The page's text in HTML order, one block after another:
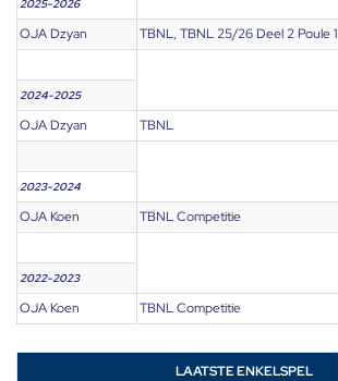
2025-2026
OJA Dzyan TBNL, TBNL 25/26 Deel 2 Poule 1
2024-2025
OJA Dzyan TBNL
2023-2024
OJA Koen TBNL Competitie
2022-2023
OJA Koen TBNL Competitie
LAATSTE ENKELSPEL